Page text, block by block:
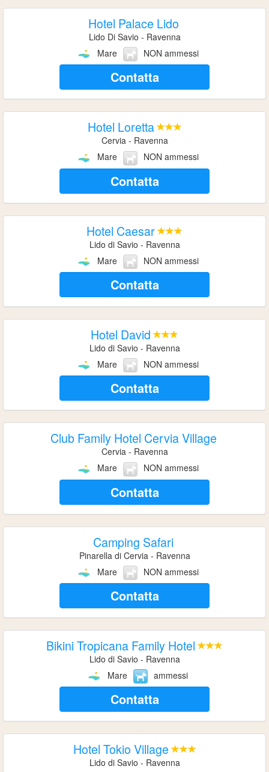
Hotel Palace Lido
Lido Di Savio - Ravenna
Mare
NON ammessi
Contatta
Hotel Loretta
Cervia - Ravenna
Mare
NON ammessi
Contatta
Hotel Caesar
Lido di Savio - Ravenna
Mare
NON ammessi
Contatta
Hotel David
Lido di Savio - Ravenna
Mare
NON ammessi
Contatta
Club Family Hotel Cervia Village
Cervia - Ravenna
Mare
NON ammessi
Contatta
Camping Safari
Pinarella di Cervia - Ravenna
Mare
NON ammessi
Contatta
Bikini Tropicana Family Hotel
Lido di Savio - Ravenna
Mare
ammessi
Contatta
Hotel Tokio Village
Lido di Savio - Ravenna